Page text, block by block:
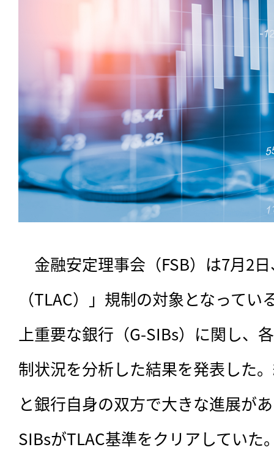
金融安定理事会（FSB）は7月2
（TLAC）」規制の対象となって
上重要な銀行（G-SIBs）に関し、
制状況を分析した結果を発表した
と銀行自身の双方で大きな進展が
SIBsがTLAC基準をクリアしていた